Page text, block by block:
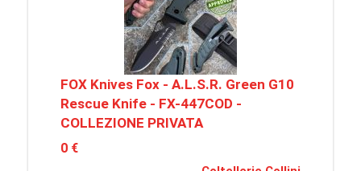
FOX Knives Fox - A.L.S.R. Green G10
Rescue Knife - FX-447COD -
COLLEZIONE PRIVATA
0 €